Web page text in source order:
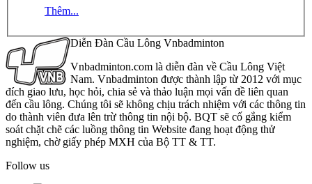
Thêm...
Diễn Đàn Cầu Lông Vnbadminton
Vnbadminton.com là diễn đàn về Cầu Lông Việt
Nam. Vnbadminton được thành lập từ 2012 với mục
đích giao lưu, học hỏi, chia sẻ và thảo luận mọi vấn đề liên quan
đến cầu lông. Chúng tôi sẽ không chịu trách nhiệm với các thông tin
do thành viên đưa lên trừ thông tin nội bộ. BQT sẽ cố gắng kiểm
soát chặt chẽ các luồng thông tin Website đang hoạt động thử
nghiệm, chờ giấy phép MXH của Bộ TT & TT.
Follow us